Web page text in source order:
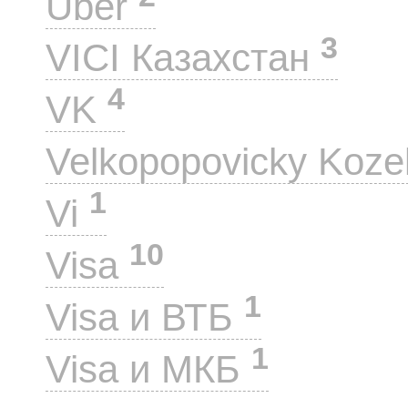
VICI Казахстан 3
VK 4
Velkopopovicky
Vi 1
Visa 10
Visa и ВТБ 1
Visa и МКБ 1